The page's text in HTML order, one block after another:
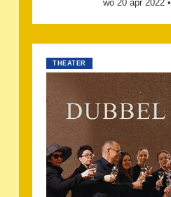
wo 20 apr 2022 •
THEATER